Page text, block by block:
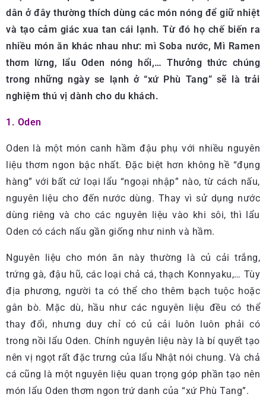
dân ở đây thường thích dùng các món nóng để giữ nhiệt
và tạo cảm giác xua tan cái lạnh. Từ đó họ chế biến ra
nhiều món ăn khác nhau như: mì Soba nước, Mì Ramen
thơm lừng, lẩu Oden nóng hổi,… Thưởng thức chúng
trong những ngày se lạnh ở “xứ Phù Tang” sẽ là trải
nghiệm thú vị dành cho du khách.
1. Oden
Oden là một món canh hầm đậu phụ với nhiều nguyên
liệu thơm ngon bậc nhất. Đặc biệt hơn không hề “đụng
hàng” với bất cứ loại lẩu “ngoại nhập” nào, từ cách nấu,
nguyên liệu cho đến nước dùng. Thay vì sử dụng nước
dùng riêng và cho các nguyên liệu vào khi sôi, thì lẩu
Oden có cách nấu gần giống như ninh và hầm.
Nguyên liệu cho món ăn này thường là củ cải trắng,
trứng gà, đậu hũ, các loại chả cá, thạch Konnyaku,… Tùy
địa phương, người ta có thể cho thêm bạch tuộc hoặc
gân bò. Mặc dù, hầu như các nguyên liệu đều có thể
thay đổi, nhưng duy chỉ có củ cải luôn luôn phải có
trong nồi lẩu Oden. Chính nguyên liệu này là bí quyết tạo
nên vị ngọt rất đặc trưng của lẩu Nhật nói chung. Và chả
cá cũng là một nguyên liệu quan trọng góp phần tạo nên
món lẩu Oden thơm ngon trứ danh của “xứ Phù Tang”.